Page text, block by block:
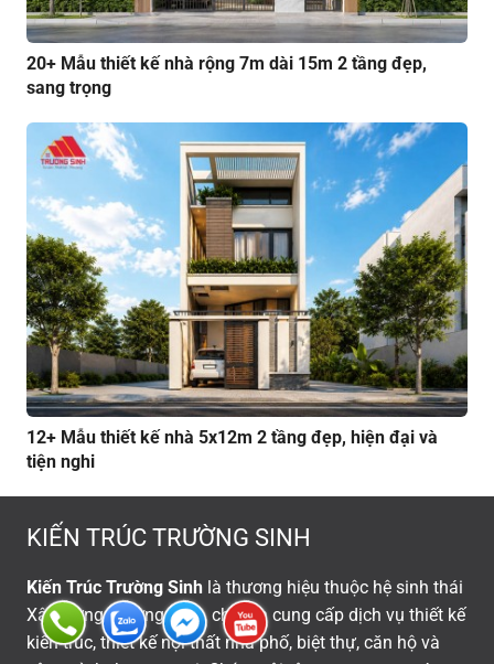
20+ Mẫu thiết kế nhà rộng 7m dài 15m 2 tầng đẹp,
sang trọng
12+ Mẫu thiết kế nhà 5x12m 2 tầng đẹp, hiện đại và
tiện nghi
KIẾN TRÚC TRƯỜNG SINH
Kiến Trúc Trường Sinh là thương hiệu thuộc hệ sinh thái
Xây Dựng Trường Sinh, chuyên cung cấp dịch vụ thiết kế
kiến trúc, thiết kế nội thất nhà phố, biệt thự, căn hộ và